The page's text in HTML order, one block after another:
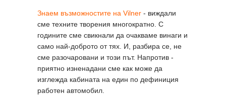
Знаем възможностите на Vilner - виждали
сме техните творения многократно. С
годините сме свикнали да очакваме винаги и
само най-доброто от тях. И, разбира се, не
сме разочаровани и този път. Напротив -
приятно изненадани сме как може да
изглежда кабината на един по дефиниция
работен автомобил.